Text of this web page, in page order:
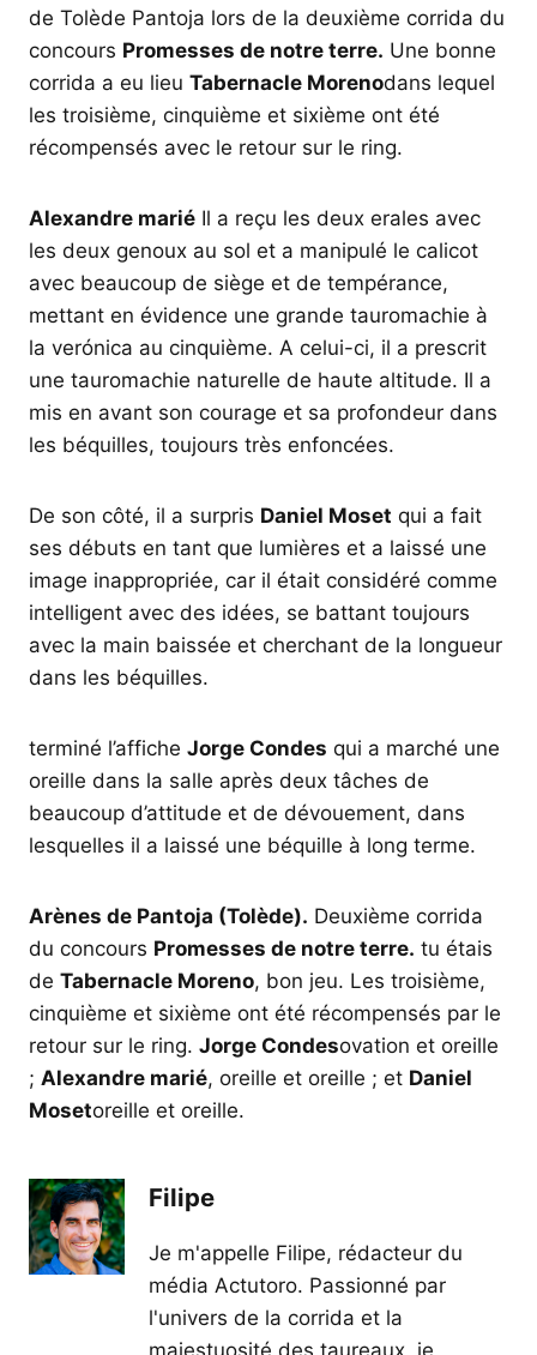
de Tolède Pantoja lors de la deuxième corrida du
concours Promesses de notre terre. Une bonne
corrida a eu lieu Tabernacle Morenodans lequel
les troisième, cinquième et sixième ont été
récompensés avec le retour sur le ring.
Alexandre marié Il a reçu les deux erales avec
les deux genoux au sol et a manipulé le calicot
avec beaucoup de siège et de tempérance,
mettant en évidence une grande tauromachie à
la verónica au cinquième. A celui-ci, il a prescrit
une tauromachie naturelle de haute altitude. Il a
mis en avant son courage et sa profondeur dans
les béquilles, toujours très enfoncées.
De son côté, il a surpris Daniel Moset qui a fait
ses débuts en tant que lumières et a laissé une
image inappropriée, car il était considéré comme
intelligent avec des idées, se battant toujours
avec la main baissée et cherchant de la longueur
dans les béquilles.
terminé l’affiche Jorge Condes qui a marché une
oreille dans la salle après deux tâches de
beaucoup d’attitude et de dévouement, dans
lesquelles il a laissé une béquille à long terme.
Arènes de Pantoja (Tolède). Deuxième corrida
du concours Promesses de notre terre. tu étais
de Tabernacle Moreno, bon jeu. Les troisième,
cinquième et sixième ont été récompensés par le
retour sur le ring. Jorge Condesovation et oreille
; Alexandre marié, oreille et oreille ; et Daniel
Mosetoreille et oreille.
Filipe
Je m'appelle Filipe, rédacteur du
média Actutoro. Passionné par
l'univers de la corrida et la
majestuosité des taureaux, je